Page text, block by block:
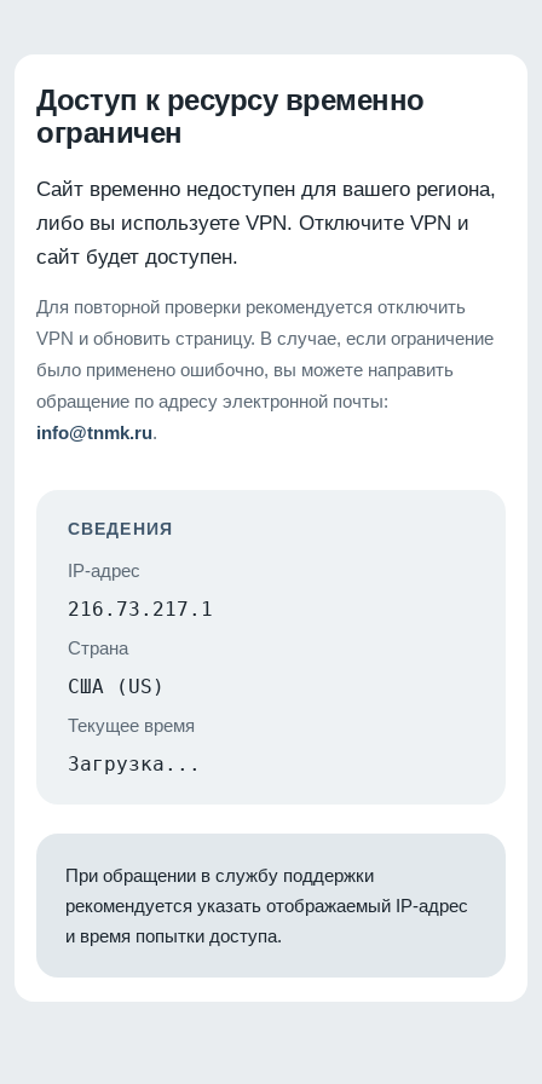
Доступ к ресурсу временно
ограничен
Сайт временно недоступен для вашего региона,
либо вы используете VPN. Отключите VPN и
сайт будет доступен.
Для повторной проверки рекомендуется отключить
VPN и обновить страницу. В случае, если ограничение
было применено ошибочно, вы можете направить
обращение по адресу электронной почты:
info@tnmk.ru.
СВЕДЕНИЯ
IP-адрес
216.73.217.1
Страна
США (US)
Текущее время
Загрузка...
При обращении в службу поддержки
рекомендуется указать отображаемый IP-адрес
и время попытки доступа.